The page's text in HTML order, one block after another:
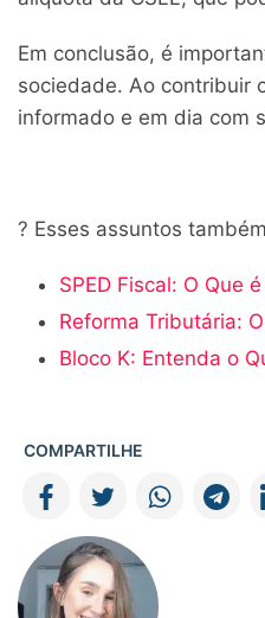
Em conclusão, é
sociedade. Ao contribuir
informado e em dia com
? Esses assuntos
SPED Fiscal: O Que
Reforma Tributária:
Bloco K: Entenda o
COMPARTILHE